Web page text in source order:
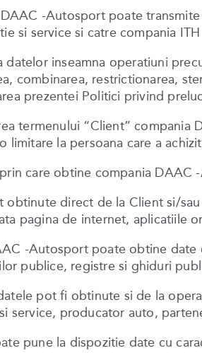
-Autosport poate
si service si catre compania
datelor inseamna operatiuni
combinarea, restrictionarea,
prezentei Politici privind
termenului “Client”
limitare la persoana care a
care obtine compania DAAC
obtinute direct de la Client si/
pagina de internet, aplicatiile
-Autosport poate obtine date
publice, registre si ghiduri
pot fi obtinute si de la
service, producator auto,
pune la dispozitie date cu